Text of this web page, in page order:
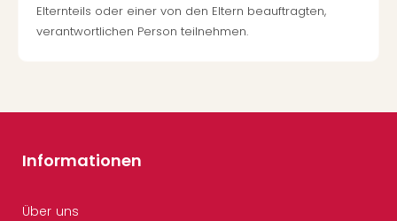
Elternteils oder einer von den Eltern beauftragten,
verantwortlichen Person teilnehmen.
Informationen
Über uns